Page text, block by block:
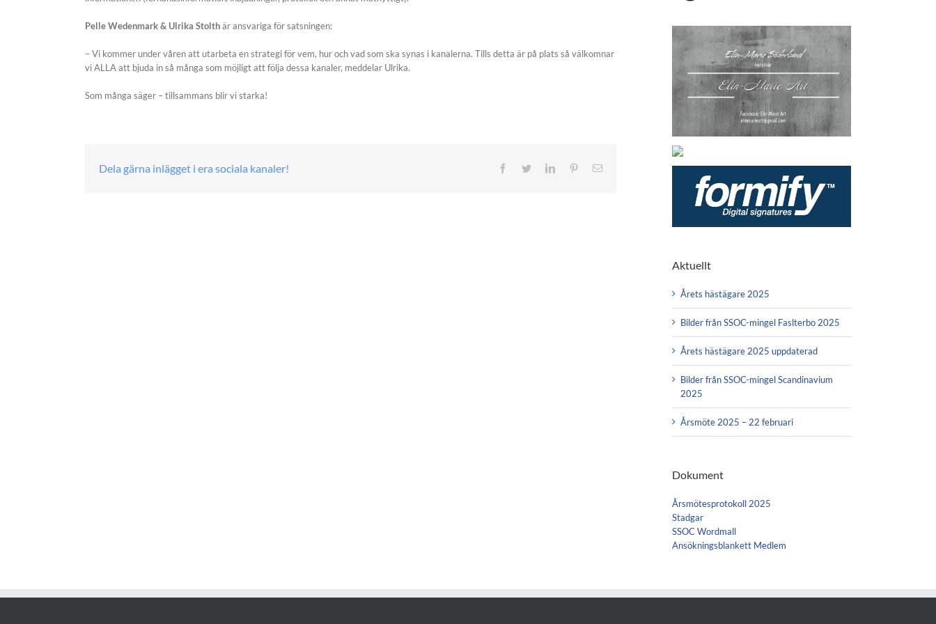
Pelle Wedenmark & Ulrika Stolthär ansvariga för satsningen:
– Vi kommer under våren att utarbeta en strategi för vem, hur och vad som ska synas i kanalerna. Tills detta är på plats så välkomnar
vi ALLA att bjuda in så många som möjligt att följa dessa kanaler, meddelar Ulrika.
Som många säger – tillsammans blir vi starka!
Dela gärna inlägget i era sociala kanaler! FacebookTwitterLinkedInPinterest
E-
Aktuellt
Årets hästägare 2025
Bilder från SSOC-mingel Faslterbo 2025
Årets hästägare 2025 uppdaterad
Bilder från SSOC-mingel Scandinavium
2025
Årsmöte 2025 – 22 februari
Dokument
Årsmötesprotokoll 2025
Stadgar
SSOC Wordmall
Ansökningsblankett Medlem